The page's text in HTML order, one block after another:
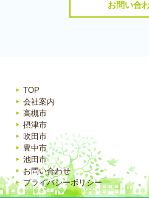
お問い合
TOP
会社案内
高槻市
摂津市
吹田市
豊中市
池田市
お問い合わせ
プライバシーポリシー